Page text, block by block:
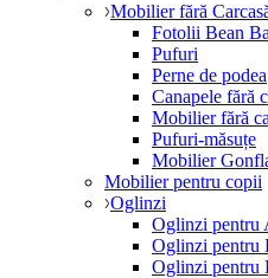
Mobilier fără
Fotolii Bean
Pufuri
Perne de podea
Canapele fără
Mobilier fără
Pufuri-măsuțe
Mobilier
Mobilier pentru copii
Oglinzi
Oglinzi pentru
Oglinzi pentru
Oglinzi pentru